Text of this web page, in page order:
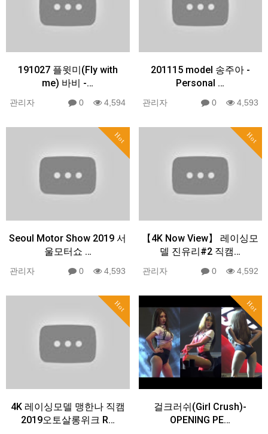
191027 플윗미(Fly with
me) 바비 -…
관리자 0 4,594
201115 model 송주아 -
Personal …
관리자 0 4,593
Hot
Seoul Motor Show 2019 서
울모터쇼 …
관리자 0 4,593
Hot
【4K Now View】 레이싱모
델 진유리#2 직캠…
관리자 0 4,592
Hot
4K 레이싱모델 맹한나 직캠
2019오토살롱위크 R…
Hot
걸크러쉬(Girl Crush)-
OPENING PE…